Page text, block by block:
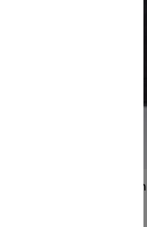
Seljakotid Pierre Cardin